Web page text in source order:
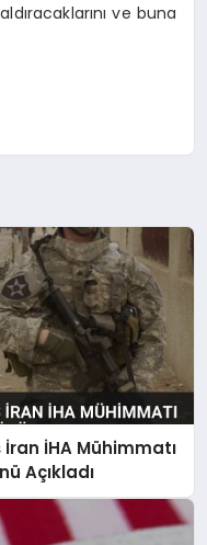
ve buna
İran İHA Mühimmatı
Açıkladı